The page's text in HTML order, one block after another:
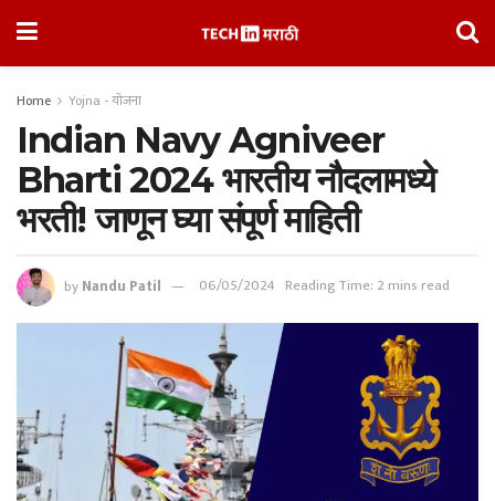
Home Yojna - योजना
Indian Navy Agniveer
Bharti 2024 भारतीय नौदलामध्ये
भरती! जाणून घ्या संपूर्ण माहिती
byNandu Patil 06/05/2024 Reading Time: 2 mins read